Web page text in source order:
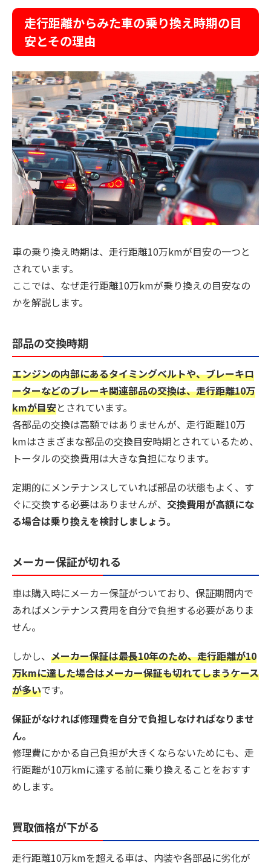
走行距離からみた車の乗り換え時期の目
安とその理由
車の乗り換え時期は、走行距離10万kmが目安の一つと
されています。
ここでは、なぜ走行距離10万kmが乗り換えの目安なの
かを解説します。
部品の交換時期
エンジンの内部にあるタイミングベルトや、ブレーキロ
ーターなどのブレーキ関連部品の交換は、走行距離10万
kmが目安とされています。
各部品の交換は高額ではありませんが、走行距離10万
kmはさまざまな部品の交換目安時期とされているため、
トータルの交換費用は大きな負担になります。
定期的にメンテナンスしていれば部品の状態もよく、す
ぐに交換する必要はありませんが、 交換費用が高額にな
る場合は乗り換えを検討しましょう。
メーカー保証が切れる
車は購入時にメーカー保証がついており、保証期間内で
あればメンテナンス費用を自分で負担する必要がありま
せん。
しかし、 メーカー保証は最長10年のため、走行距離が10
万kmに達した場合はメーカー保証も切れてしまうケース
が多いです。
保証がなければ修理費を自分で負担しなければなりませ
ん。
修理費にかかる自己負担が大きくならないためにも、走
行距離が10万kmに達する前に乗り換えることをおすす
めします。
買取価格が下がる
走行距離10万kmを超える車は、内装や各部品に劣化が